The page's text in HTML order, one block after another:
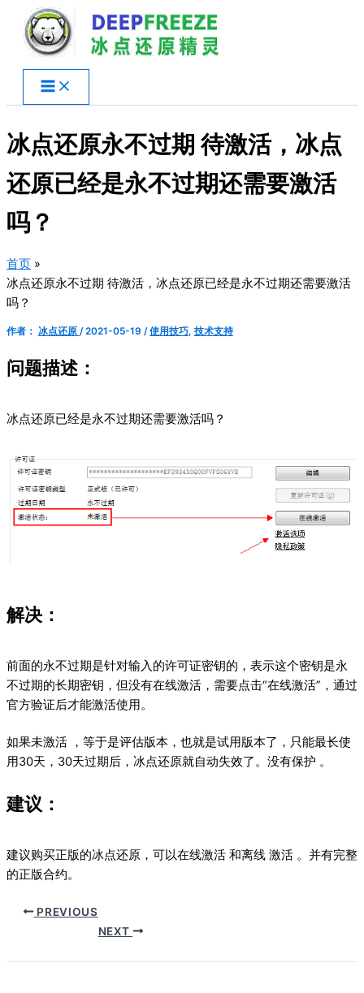
冰点还原永不过期 待激活，冰点
还原已经是永不过期还需要激活
吗？
首页
冰点还原永不过期 待激活，冰点还原已经是永不过期还需要激活
吗？
作者： 冰点还原 /2021-05-19 /使用技巧, 技术支持
问题描述：
冰点还原已经是永不过期还需要激活吗？
解决：
前面的永不过期是针对输入的许可证密钥的，表示这个密钥是永
不过期的长期密钥，但没有在线激活，需要点击“在线激活”，通过
官方验证后才能激活使用。
如果未激活 ，等于是评估版本，也就是试用版本了，只能最长使
用30天，30天过期后，冰点还原就自动失效了。没有保护 。
建议：
建议购买正版的冰点还原，可以在线激活 和离线 激活 。并有完整
的正版合约。
PREVIOUS
NEXT